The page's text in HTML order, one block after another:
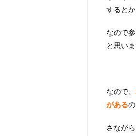
すると
なので
と思いま
なので、
がある
さなが